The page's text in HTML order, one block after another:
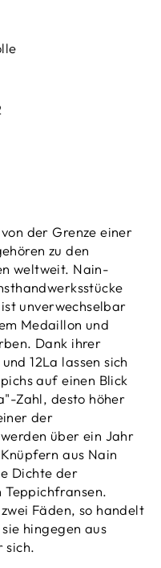
der Grenze einer
zu den
weltweit. Nain-
unverwechselbar
Medaillon und
Dank ihrer
12La lassen sich
auf einen Blick
Zahl, desto höher
der
über ein Jahr
aus Nain
Dichte der
Fäden, so handelt
hingegen aus
sich.